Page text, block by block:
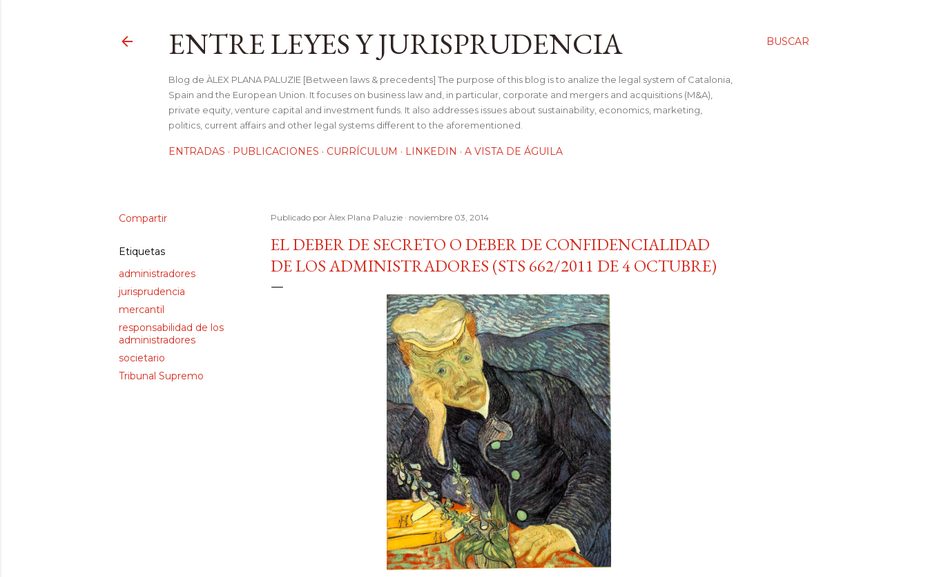
BUSCAR
ENTRE LEYES Y JURISPRUDENCIA
Blog de ÀLEX PLANA PALUZIE [Between laws & precedents] The purpose of this blog is to analize the legal system of Catalonia,
Spain and the European Union. It focuses on business law and, in particular, corporate and mergers and acquisitions (M&A),
private equity, venture capital and investment funds. It also addresses issues about sustainability, economics, marketing,
politics, current affairs and other legal systems different to the aforementioned.
ENTRADAS PUBLICACIONES CURRÍCULUM LINKEDIN A VISTA DE ÁGUILA
Compartir
Etiquetas
administradores
jurisprudencia
mercantil
responsabilidad de los
administradores
societario
Tribunal Supremo
Publicado por Àlex Plana Paluzie noviembre 03, 2014
EL DEBER DE SECRETO O DEBER DE CONFIDENCIALIDAD
DE LOS ADMINISTRADORES (STS 662/2011 DE 4 OCTUBRE)